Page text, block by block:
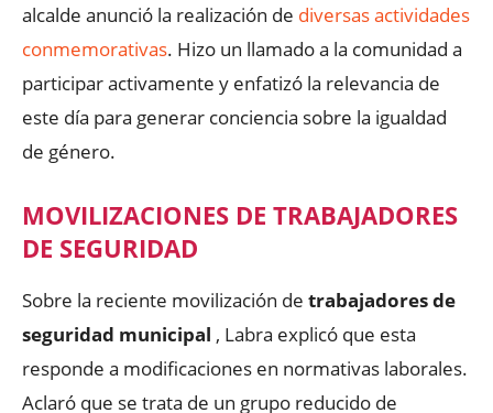
alcalde anunció la realización de diversas actividades
conmemorativas. Hizo un llamado a la comunidad a
participar activamente y enfatizó la relevancia de
este día para generar conciencia sobre la igualdad
de género.
MOVILIZACIONES DE TRABAJADORES
DE SEGURIDAD
Sobre la reciente movilización de trabajadores de
seguridad municipal , Labra explicó que esta
responde a modificaciones en normativas laborales.
Aclaró que se trata de un grupo reducido de